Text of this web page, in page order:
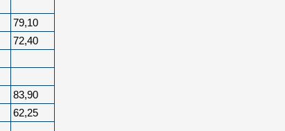
79,10
72,40
83,90
62,25